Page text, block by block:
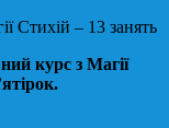
Стихій – 13 занять
курс з Магії